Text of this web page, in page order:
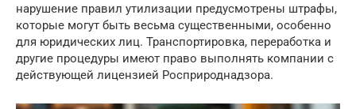
нарушение правил утилизации предусмотрены штрафы,
которые могут быть весьма существенными, особенно
для юридических лиц. Транспортировка, переработка и
другие процедуры имеют право выполнять компании с
действующей лицензией Росприроднадзора.